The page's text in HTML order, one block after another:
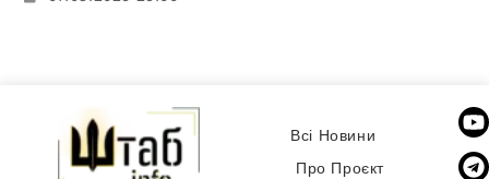
Всі Новини
Про Проєкт